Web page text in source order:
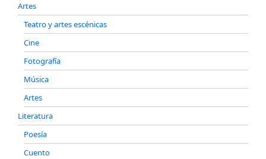
Artes
Teatro y artes escénicas
Cine
Fotografía
Música
Artes
Literatura
Poesía
Cuento